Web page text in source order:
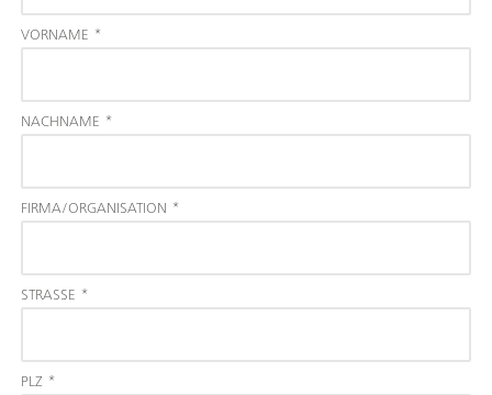
VORNAME *
NACHNAME *
FIRMA/ORGANISATION *
STRASSE *
PLZ *